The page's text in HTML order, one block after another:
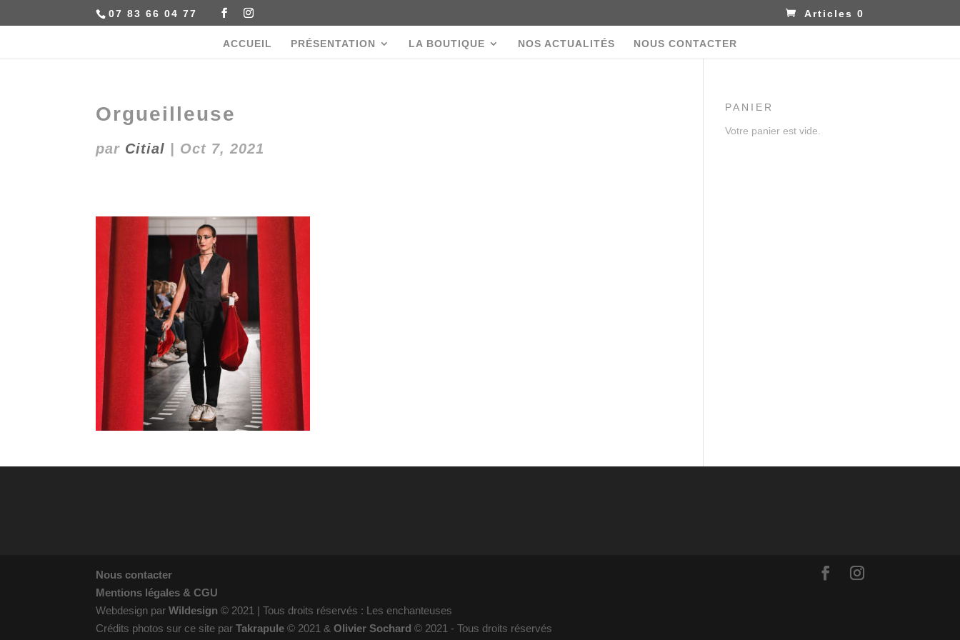
07 83 66 04 77 Articles 0
ACCUEIL PRÉSENTATION LA BOUTIQUE NOS ACTUALITÉS NOUS CONTACTER
Orgueilleuse
par Citial Oct 7, 2021
PANIER
Votre panier est vide.
Nous contacter
Mentions légales & CGU
Webdesign parWildesign © 2021 | Tous droits réservés : Les enchanteuses
Crédits photos sur ce site parTakrapule© 2021 &Olivier Sochard© 2021 - Tous droits réservés